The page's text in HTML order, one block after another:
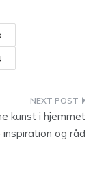
kunst i hjemmet
inspiration og råd